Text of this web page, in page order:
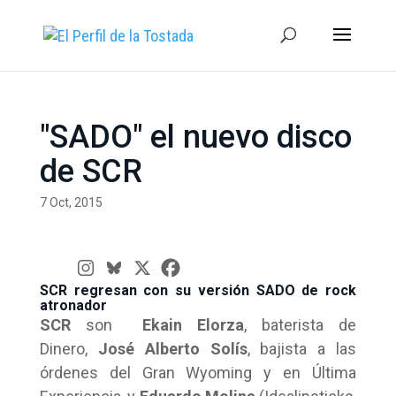
"SADO" el nuevo disco
de SCR
7 Oct, 2015
SCR regresan con su versión SADO de rock
atronador
SCRson Ekain Elorza, baterista de
Dinero, José Alberto Solís, bajista a las
órdenes del Gran Wyoming y en Última